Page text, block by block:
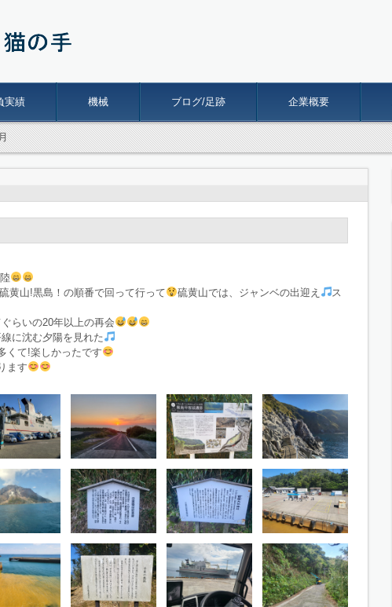
実績 機械 ブログ/足跡 企業概要
黄山!黒島！の順番で回って行って 硫黄山では、ジャンベの出迎え
ス
らいの20年以上の再会
に沈む夕陽を見れた
くて!楽しかったです
ます